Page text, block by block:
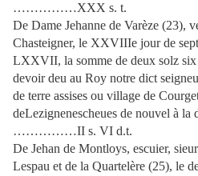
……………XXX s. t.
De Dame Jehanne de Varèze (23),
Chasteigner, le XXVIIIe jour de
LXXVII, la somme de deux solz six
devoir deu au Roy notre dict
de terre assises ou village de
deLezignenescheues de nouvel à la
……………II s. VI d.t.
De Jehan de Montloys, escuier,
Lespau et de la Quartelère (25), le